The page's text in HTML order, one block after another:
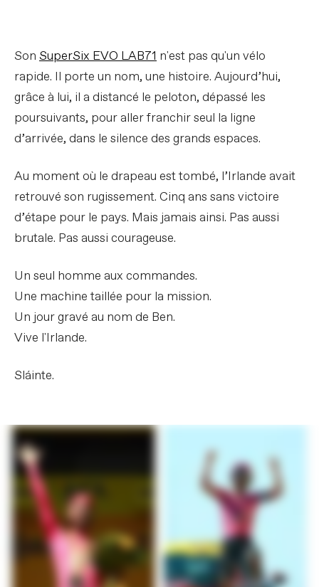
Son SuperSix EVO LAB71 n'est pas qu'un vélo
rapide. Il porte un nom, une histoire. Aujourd’hui,
grâce à lui, il a distancé le peloton, dépassé les
poursuivants, pour aller franchir seul la ligne
d’arrivée, dans le silence des grands espaces.
Au moment où le drapeau est tombé, l’Irlande avait
retrouvé son rugissement. Cinq ans sans victoire
d’étape pour le pays. Mais jamais ainsi. Pas aussi
brutale. Pas aussi courageuse.
Un seul homme aux commandes.
Une machine taillée pour la mission.
Un jour gravé au nom de Ben.
Vive l'Irlande.
Sláinte.